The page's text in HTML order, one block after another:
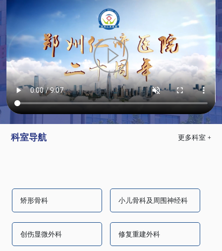
科室导航 更多科室 +
矫形骨科 小儿骨科及周围神经科
创伤显微外科 修复重建外科